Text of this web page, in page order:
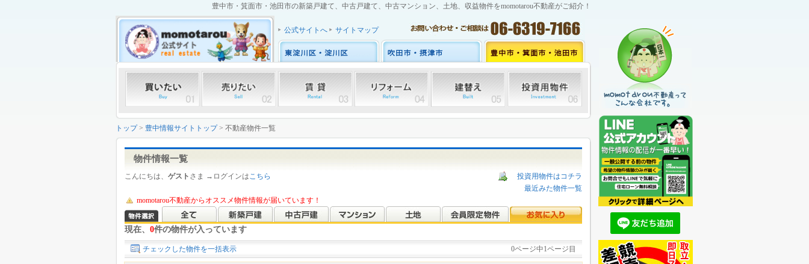
豊中市・箕面市・池田市の新築戸建て、中古戸建て、中古マンション、土地、収益物件をmomotarou不動産がご紹介！
公式サイトへ サイトマップ
トップ> 豊中情報サイトトップ> 不動産物件一覧
物件情報一覧
こんにちは、 ゲスト さま →ログインはこちら
投資用物件はコチラ
最近みた物件一覧
momotarou不動産からオススメ物件情報が届いています！
現在、 0件の物件が入っています
チェックした物件を一括表示 0ページ中1ページ目